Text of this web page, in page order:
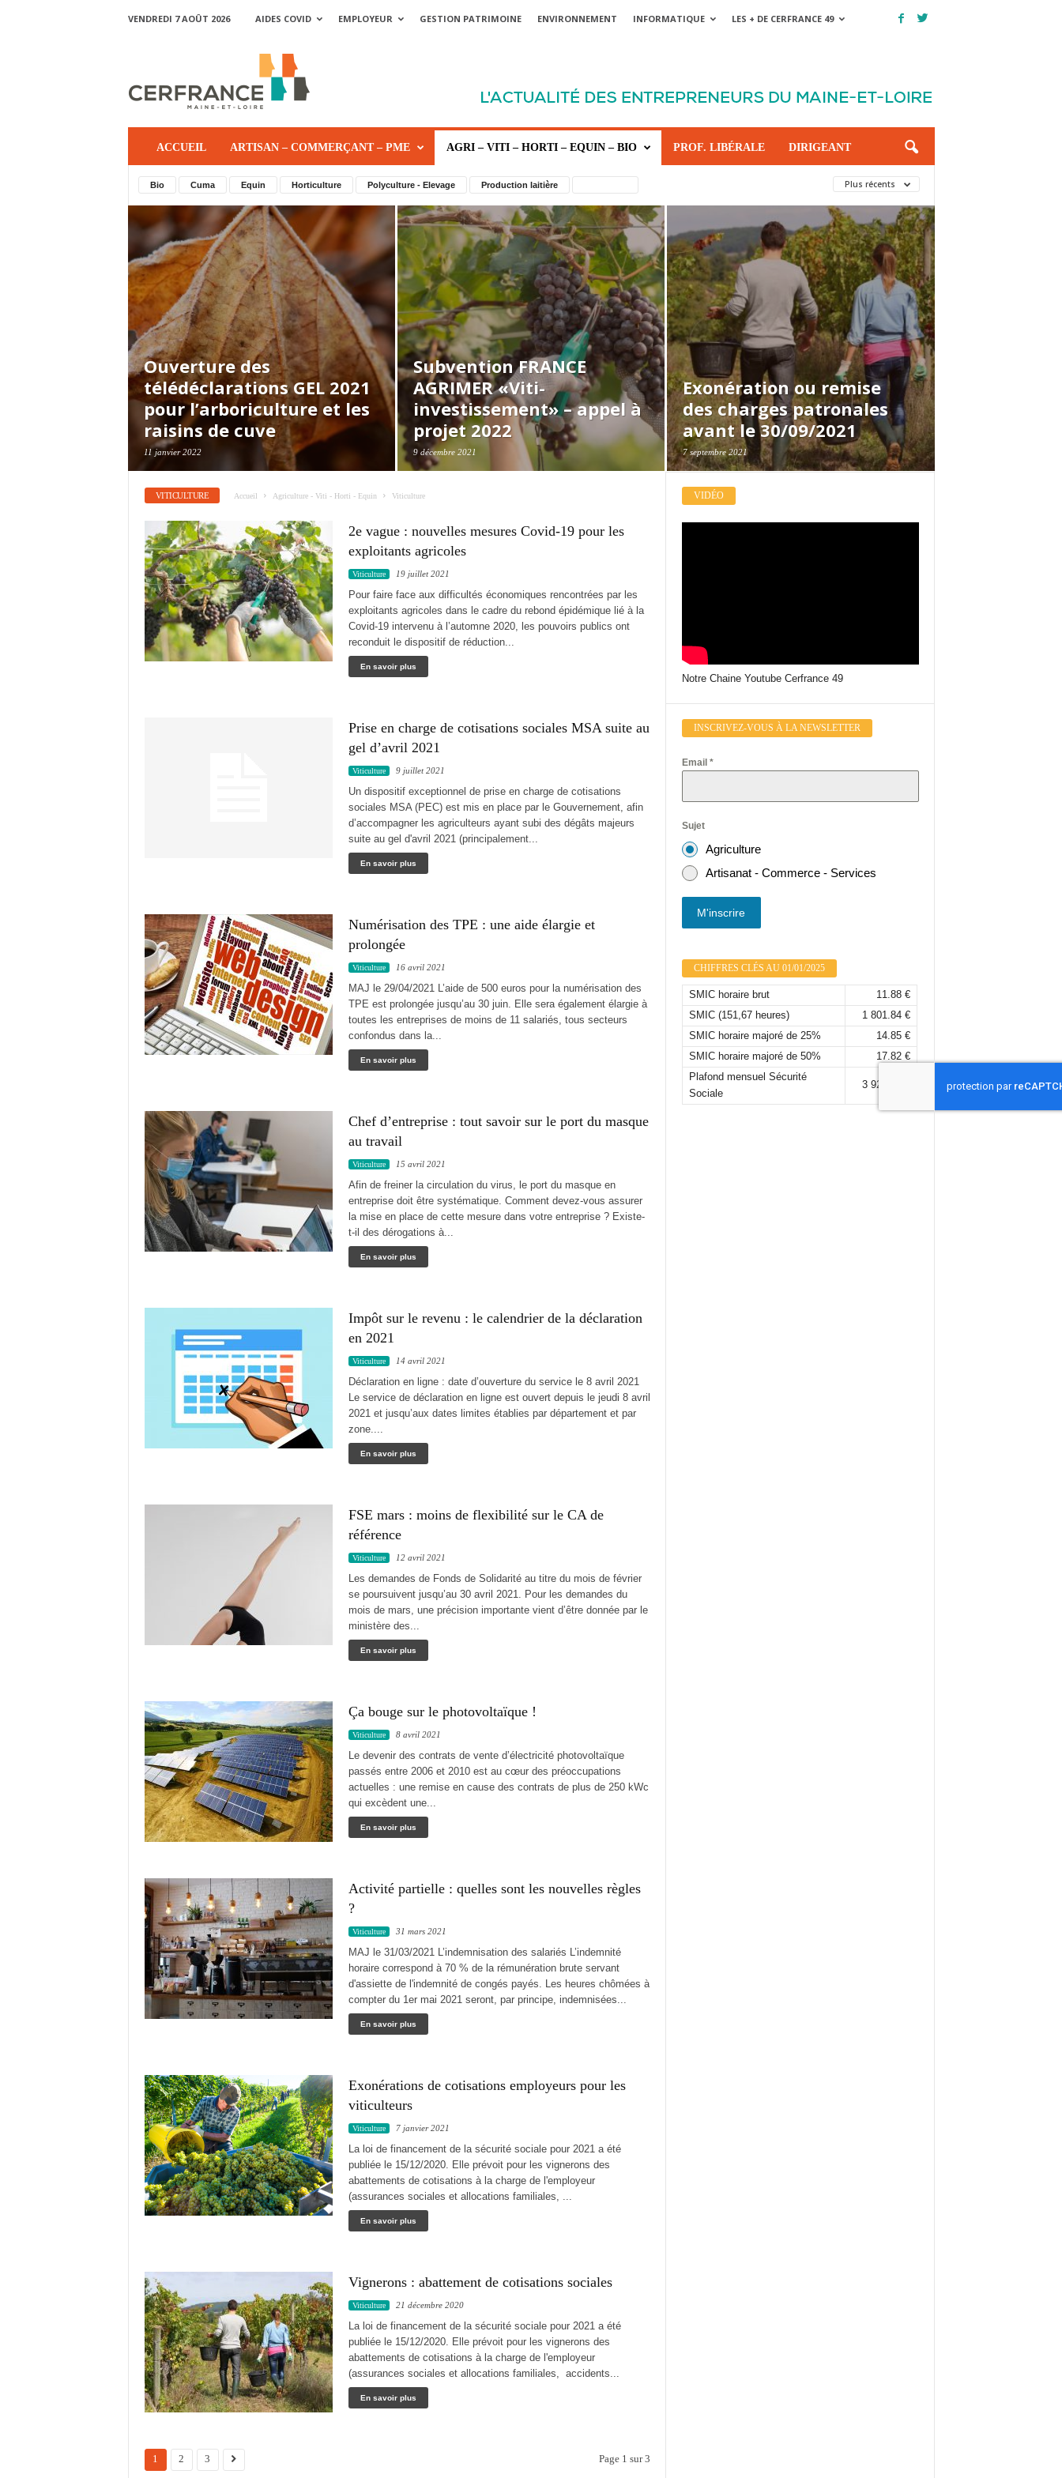
VENDREDI 7 AOÛT 2026 AIDES COVID EMPLOYEUR GESTION PATRIMOINE ENVIRONNEMENT INFORMATIQUE LES + DE CERFRANCE 49
ACCUEIL ARTISAN – COMMERÇANT – PME AGRI – VITI – HORTI – EQUIN – BIO PROF. LIBÉRALE DIRIGEANT
Bio Cuma Equin Horticulture Polyculture - Elevage Production laitière Plus récents
Ouverture des
télédéclarations GEL 2021
pour l’arboriculture et les
raisins de cuve
11 janvier 2022
Subvention FRANCE
AGRIMER «Viti-
investissement» – appel à
projet 2022
9 décembre 2021
Exonération ou remise
des charges patronales
avant le 30/09/2021
7 septembre 2021
VITICULTURE Accueil Agriculture - Viti - Horti - Equin Viticulture
2e vague : nouvelles mesures Covid-19 pour les
exploitants agricoles
Viticulture 19 juillet 2021
Pour faire face aux difficultés économiques rencontrées par les
exploitants agricoles dans le cadre du rebond épidémique lié à la
Covid-19 intervenu à l’automne 2020, les pouvoirs publics ont
reconduit le dispositif de réduction...
En savoir plus
Prise en charge de cotisations sociales MSA suite au
gel d’avril 2021
Viticulture 9 juillet 2021
Un dispositif exceptionnel de prise en charge de cotisations
sociales MSA (PEC) est mis en place par le Gouvernement, afin
d’accompagner les agriculteurs ayant subi des dégâts majeurs
suite au gel d'avril 2021 (principalement...
En savoir plus
Numérisation des TPE : une aide élargie et
prolongée
Viticulture 16 avril 2021
MAJ le 29/04/2021 L’aide de 500 euros pour la numérisation des
TPE est prolongée jusqu’au 30 juin. Elle sera également élargie à
toutes les entreprises de moins de 11 salariés, tous secteurs
confondus dans la...
En savoir plus
Chef d’entreprise : tout savoir sur le port du masque
au travail
Viticulture 15 avril 2021
Afin de freiner la circulation du virus, le port du masque en
entreprise doit être systématique. Comment devez-vous assurer
la mise en place de cette mesure dans votre entreprise ? Existe-
t-il des dérogations à...
En savoir plus
Impôt sur le revenu : le calendrier de la déclaration
en 2021
Viticulture 14 avril 2021
Déclaration en ligne : date d’ouverture du service le 8 avril 2021
Le service de déclaration en ligne est ouvert depuis le jeudi 8 avril
2021 et jusqu’aux dates limites établies par département et par
zone....
En savoir plus
FSE mars : moins de flexibilité sur le CA de
référence
Viticulture 12 avril 2021
Les demandes de Fonds de Solidarité au titre du mois de février
se poursuivent jusqu’au 30 avril 2021. Pour les demandes du
mois de mars, une précision importante vient d’être donnée par le
ministère des...
En savoir plus
Ça bouge sur le photovoltaïque !
Viticulture 8 avril 2021
Le devenir des contrats de vente d’électricité photovoltaïque
passés entre 2006 et 2010 est au cœur des préoccupations
actuelles : une remise en cause des contrats de plus de 250 kWc
qui excèdent une...
En savoir plus
Activité partielle : quelles sont les nouvelles règles
?
Viticulture 31 mars 2021
MAJ le 31/03/2021 L’indemnisation des salariés L’indemnité
horaire correspond à 70 % de la rémunération brute servant
d'assiette de l'indemnité de congés payés. Les heures chômées à
compter du 1er mai 2021 seront, par principe, indemnisées...
En savoir plus
Exonérations de cotisations employeurs pour les
viticulteurs
Viticulture 7 janvier 2021
La loi de financement de la sécurité sociale pour 2021 a été
publiée le 15/12/2020. Elle prévoit pour les vignerons des
abattements de cotisations à la charge de l'employeur
(assurances sociales et allocations familiales, ...
En savoir plus
Vignerons : abattement de cotisations sociales
Viticulture 21 décembre 2020
La loi de financement de la sécurité sociale pour 2021 a été
publiée le 15/12/2020. Elle prévoit pour les vignerons des
abattements de cotisations à la charge de l'employeur
(assurances sociales et allocations familiales, accidents...
En savoir plus
1 2 3 Page 1 sur 3
VIDÉO
Notre Chaine Youtube Cerfrance 49
INSCRIVEZ-VOUS À LA NEWSLETTER
Email *
Sujet
Agriculture
Artisanat - Commerce - Services
M'inscrire
CHIFFRES CLÉS AU 01/01/2025
SMIC horaire brut
11.88 €
SMIC (151,67 heures)
1 801.84 €
SMIC horaire majoré de 25%
14.85 €
SMIC horaire majoré de 50%
17.82 €
Plafond mensuel Sécurité
Sociale
3 925,00 €